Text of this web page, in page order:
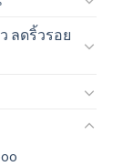
ลดริ้วรอย